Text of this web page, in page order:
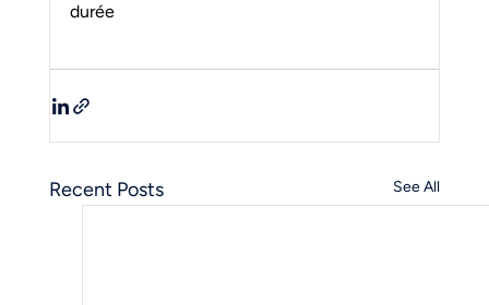
durée
Recent Posts See All